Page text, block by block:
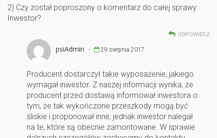
2) Czy został poproszony o komentarz do całej sprawy
Inwestor?
ODPOWIEDZ
psiAdmin - 29 sierpnia 2017
Producent dostarczył takie wyposażenie, jakiego
wymagał inwestor. Z naszej informacji wynika, że
producent przed dostawą informował inwestora o
tym, że tak wykończone przeszkody mogą być
śliskie i proponował inne, jednak inwestor nalegał
na te, które są obecnie zamontowane. W sprawie